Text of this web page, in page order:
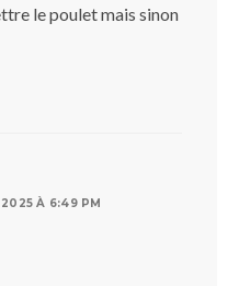
le poulet mais sinon
2025 À 6:49 PM